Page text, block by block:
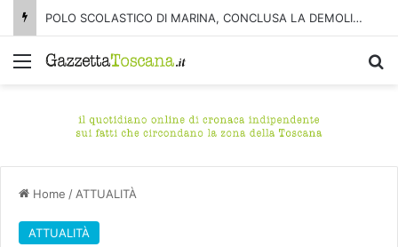
POLO SCOLASTICO DI MARINA, CONCLUSA LA DEMOLIZIONE DELL’ALA NORD-SUD
Menu
Home / ATTUALITÀ
ATTUALITÀ